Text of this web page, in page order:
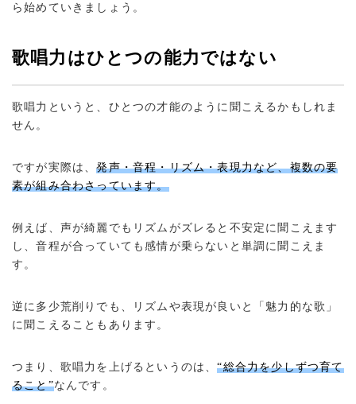
ら始めていきましょう。
歌唱力はひとつの能力ではない
歌唱力というと、ひとつの才能のように聞こえるかもしれま
せん。
ですが実際は、発声・音程・リズム・表現力など、複数の要
素が組み合わさっています。
例えば、声が綺麗でもリズムがズレると不安定に聞こえます
し、音程が合っていても感情が乗らないと単調に聞こえま
す。
逆に多少荒削りでも、リズムや表現が良いと「魅力的な歌」
に聞こえることもあります。
つまり、歌唱力を上げるというのは、“総合力を少しずつ育て
ること”なんです。